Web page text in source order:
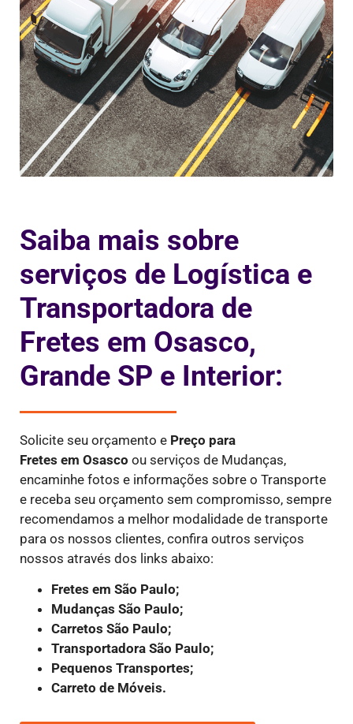
Saiba mais sobre
serviços de Logística e
Transportadora de
Fretes em Osasco,
Grande SP e Interior:
Solicite seu orçamento e Preço para
Fretes em Osasco ou serviços de Mudanças,
encaminhe fotos e informações sobre o Transporte
e receba seu orçamento sem compromisso, sempre
recomendamos a melhor modalidade de transporte
para os nossos clientes, confira outros serviços
nossos através dos links abaixo:
Fretes em São Paulo;
Mudanças São Paulo;
Carretos São Paulo;
Transportadora São Paulo;
Pequenos Transportes;
Carreto de Móveis.